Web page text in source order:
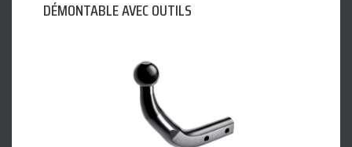
DÉMONTABLE AVEC OUTILS